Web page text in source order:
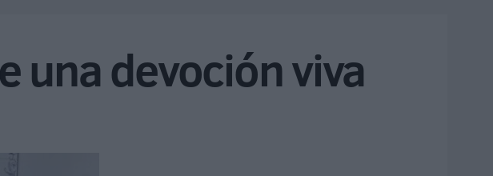
una devoción viva